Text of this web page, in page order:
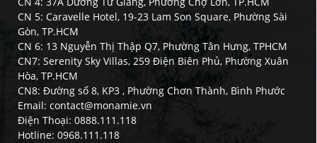
CN 5: Caravelle Hotel, 19-23 Lam Son Square, Phường Sài
Gòn, TP.HCM
CN 6: 13 Nguyễn Thị Thập Q7, Phường Tân Hưng, TPHCM
CN7: Serenity Sky Villas, 259 Điện Biên Phủ, Phường Xuân
Hòa, TP.HCM
CN8: Đường số 8, KP3 , Phường Chơn Thành, Bình Phước
Email: contact@monamie.vn
Điện Thoại: 0888.111.118
Hotline: 0968.111.118